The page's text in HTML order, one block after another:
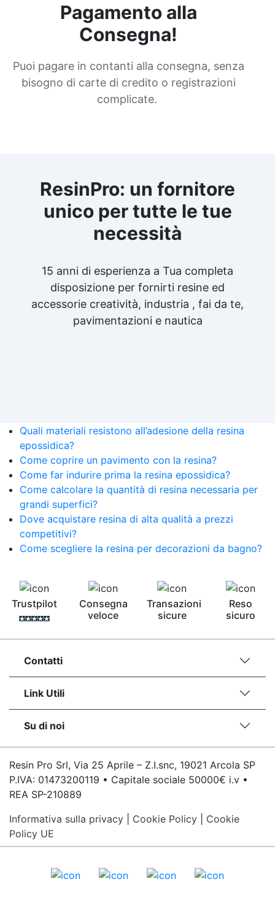
Pagamento alla
Consegna!
Puoi pagare in contanti alla consegna, senza
bisogno di carte di credito o registrazioni
complicate.
ResinPro: un fornitore
unico per tutte le tue
necessità
15 anni di esperienza a Tua completa
disposizione per fornirti resine ed
accessorie creatività, industria , fai da te,
pavimentazioni e nautica
Quali materiali resistono all’adesione della resina
epossidica?
Come coprire un pavimento con la resina?
Come far indurire prima la resina epossidica?
Come calcolare la quantità di resina necessaria per
grandi superfici?
Dove acquistare resina di alta qualità a prezzi
competitivi?
Come scegliere la resina per decorazioni da bagno?
Trustpilot
Consegna
veloce
Transazioni
sicure
Reso
sicuro
Contatti
Link Utili
Su di noi
Resin Pro Srl, Via 25 Aprile – Z.I.snc, 19021 Arcola SP
P.IVA: 01473200119 • Capitale sociale 50000€ i.v •
REA SP-210889
Informativa sulla privacy
Cookie Policy
Cookie
Policy UE